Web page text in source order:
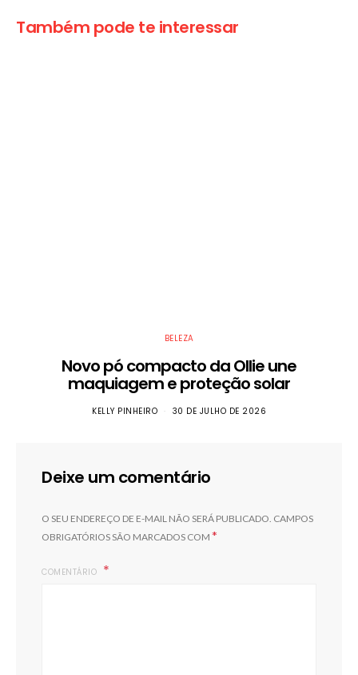
Também pode te interessar
BELEZA
Novo pó compacto da Ollie une
maquiagem e proteção solar
KELLY PINHEIRO 30 DE JULHO DE 2026
Deixe um comentário
O SEU ENDEREÇO DE E-MAIL NÃO SERÁ PUBLICADO. CAMPOS
OBRIGATÓRIOS SÃO MARCADOS COM *
COMENTÁRIO